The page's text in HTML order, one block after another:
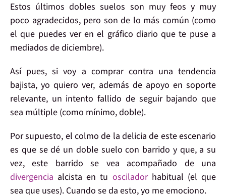
Estos últimosdobles suelos son muy feos y muy
poco agradecidos, pero son de lo más común (como
el que puedes ver en el gráfico diario que te puse a
mediados de diciembre).
Así pues, si voy a comprar contra una tendencia
bajista, yo quiero ver, además de apoyo en soporte
relevante, un intento fallido de seguir bajando que
sea múltiple (como mínimo, doble).
Por supuesto, el colmo de la delicia de este escenario
es que se dé un doble suelo con barrido y que, a su
vez, este barrido se vea acompañado de una
divergencia alcista en tu osciladorhabitual (el que
sea que uses). Cuando se da esto, yo me emociono.